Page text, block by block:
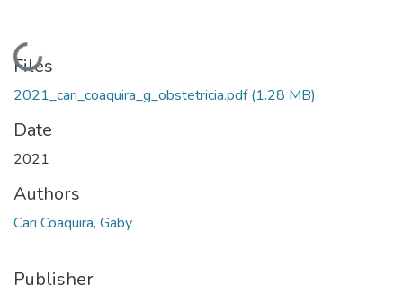
Loading...
Files
2021_cari_coaquira_g_obstetricia.pdf(1.28 MB)
Date
2021
Authors
Cari Coaquira, Gaby
Publisher